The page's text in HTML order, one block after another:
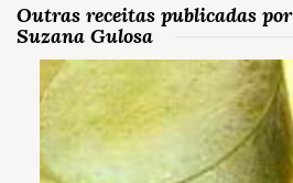
Outras receitas publicadas por
Suzana Gulosa